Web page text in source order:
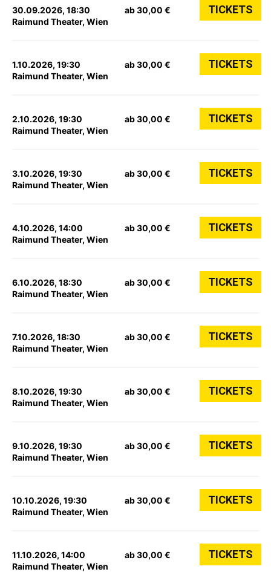
30.09.2026, 18:30
Raimund Theater, Wien
ab 30,00 € TICKETS
1.10.2026, 19:30
Raimund Theater, Wien
ab 30,00 € TICKETS
2.10.2026, 19:30
Raimund Theater, Wien
ab 30,00 € TICKETS
3.10.2026, 19:30
Raimund Theater, Wien
ab 30,00 € TICKETS
4.10.2026, 14:00
Raimund Theater, Wien
ab 30,00 € TICKETS
6.10.2026, 18:30
Raimund Theater, Wien
ab 30,00 € TICKETS
7.10.2026, 18:30
Raimund Theater, Wien
ab 30,00 € TICKETS
8.10.2026, 19:30
Raimund Theater, Wien
ab 30,00 € TICKETS
9.10.2026, 19:30
Raimund Theater, Wien
ab 30,00 € TICKETS
10.10.2026, 19:30
Raimund Theater, Wien
ab 30,00 € TICKETS
11.10.2026, 14:00
Raimund Theater, Wien
ab 30,00 € TICKETS